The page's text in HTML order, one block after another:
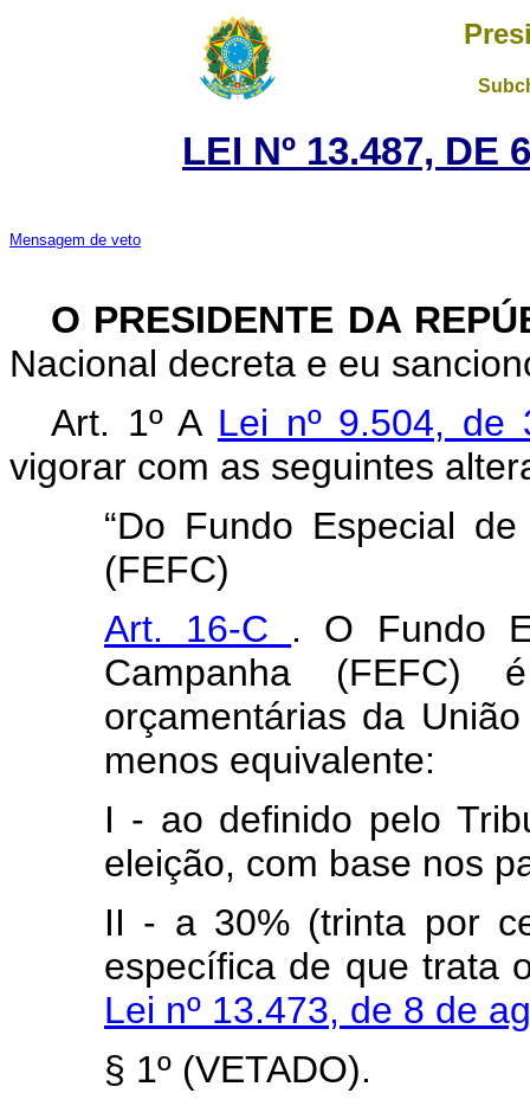
LEI Nº 13.487, DE
Mensagem de veto
O PRESIDENTE DA
Nacional decreta e eu
Art. 1º A Lei nº 9.504,
vigorar com as seguintes
“Do Fundo Especial
(FEFC)
Art. 16-C . O Fundo
Campanha (FEFC)
orçamentárias da
menos equivalente:
I - ao definido pelo
eleição, com base nos
II - a 30% (trinta por
específica de que trata
Lei nº 13.473, de 8 de
§ 1º (VETADO).